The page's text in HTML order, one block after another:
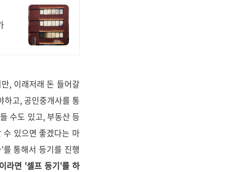
, 이래저래 돈 들어갈
고, 공인중개사를 통
수도 있고, 부동산 등
있으면 좋겠다는 마
통해서 등기를 진행
라면 '셀프 등기'를 하